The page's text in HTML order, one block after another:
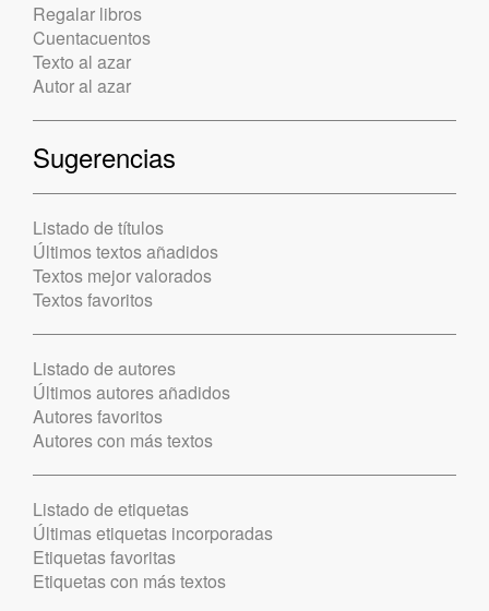
Regalar libros
Cuentacuentos
Texto al azar
Autor al azar
Sugerencias
Listado de títulos
Últimos textos añadidos
Textos mejor valorados
Textos favoritos
Listado de autores
Últimos autores añadidos
Autores favoritos
Autores con más textos
Listado de etiquetas
Últimas etiquetas incorporadas
Etiquetas favoritas
Etiquetas con más textos